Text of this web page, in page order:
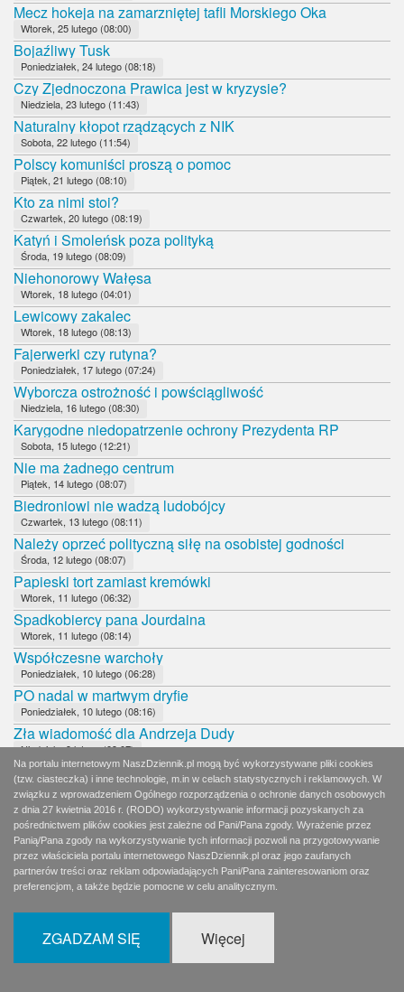
Mecz hokeja na zamarzniętej tafli Morskiego Oka
Wtorek, 25 lutego (08:00)
Bojaźliwy Tusk
Poniedziałek, 24 lutego (08:18)
Czy Zjednoczona Prawica jest w kryzysie?
Niedziela, 23 lutego (11:43)
Naturalny kłopot rządzących z NIK
Sobota, 22 lutego (11:54)
Polscy komuniści proszą o pomoc
Piątek, 21 lutego (08:10)
Kto za nimi stoi?
Czwartek, 20 lutego (08:19)
Katyń i Smoleńsk poza polityką
Środa, 19 lutego (08:09)
Niehonorowy Wałęsa
Wtorek, 18 lutego (04:01)
Lewicowy zakalec
Wtorek, 18 lutego (08:13)
Fajerwerki czy rutyna?
Poniedziałek, 17 lutego (07:24)
Wyborcza ostrożność i powściągliwość
Niedziela, 16 lutego (08:30)
Karygodne niedopatrzenie ochrony Prezydenta RP
Sobota, 15 lutego (12:21)
Nie ma żadnego centrum
Piątek, 14 lutego (08:07)
Biedroniowi nie wadzą ludobójcy
Czwartek, 13 lutego (08:11)
Należy oprzeć polityczną siłę na osobistej godności
Środa, 12 lutego (08:07)
Papieski tort zamiast kremówki
Wtorek, 11 lutego (06:32)
Spadkobiercy pana Jourdaina
Wtorek, 11 lutego (08:14)
Współczesne warchoły
Poniedziałek, 10 lutego (06:28)
PO nadal w martwym dryfie
Poniedziałek, 10 lutego (08:16)
Zła wiadomość dla Andrzeja Dudy
Niedziela, 9 lutego (09:07)
8 dni w korkach
Sobota, 8 lutego (06:59)
Wierni Bogu, Polsce i bliźnim
Sobota, 8 lutego (11:52)
Czy Andrzej Duda udźwignie rolę faworyta?
Piątek, 7 lutego (09:07)
Dobrane towarzystwo: Hołownia, Jachira, Palikot
Czwartek, 6 lutego (08:12)
Hołownia w utartych koleinach
Na portalu internetowym NaszDziennik.pl mogą być wykorzystywane pliki cookies
(tzw. ciasteczka) i inne technologie, m.in w celach statystycznych i reklamowych. W
związku z wprowadzeniem Ogólnego rozporządzenia o ochronie danych osobowych
z dnia 27 kwietnia 2016 r. (RODO) wykorzystywanie informacji pozyskanych za
pośrednictwem plików cookies jest zależne od Pani/Pana zgody. Wyrażenie przez
Panią/Pana zgody na wykorzystywanie tych informacji pozwoli na przygotowywanie
przez właściciela portalu internetowego NaszDziennik.pl oraz jego zaufanych
partnerów treści oraz reklam odpowiadających Pani/Pana zainteresowaniom oraz
preferencjom, a także będzie pomocne w celu analitycznym.
ZGADZAM SIĘ Więcej